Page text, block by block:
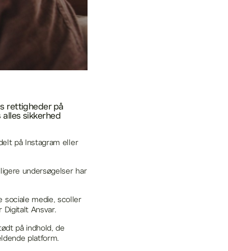
rettigheder på
sikkerhed
på Instagram eller
undersøgelser har
medie, scoller
Ansvar.
på indhold, de
platform.